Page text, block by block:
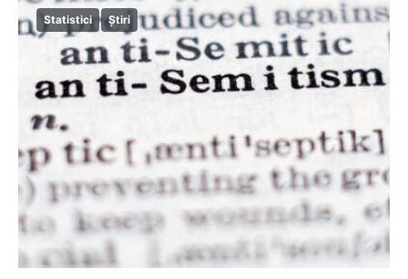
Statistici Știri